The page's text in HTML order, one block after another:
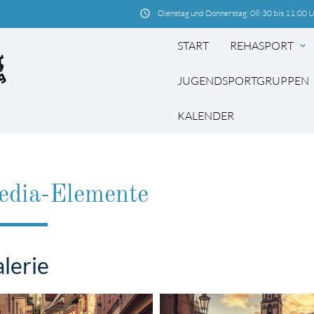
schedule Dienstag und Donnerstag: 08:30 bis 11:00
START REHASPORT expand_more
JUGENDSPORTGRUPPEN
KALENDER
Elemente